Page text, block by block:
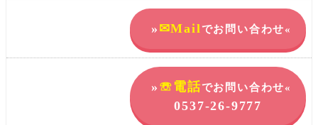
» ✉Mailでお問い合わせ«
» ☏電話でお問い合わせ«
0537-26-9777